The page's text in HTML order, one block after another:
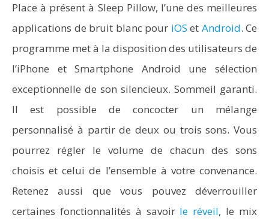
Place à présent à Sleep Pillow, l’une des meilleures
applications de bruit blanc pour iOS et Android. Ce
programme met à la disposition des utilisateurs de
l’iPhone et Smartphone Android une sélection
exceptionnelle de son silencieux. Sommeil garanti.
Il est possible de concocter un mélange
personnalisé à partir de deux ou trois sons. Vous
pourrez régler le volume de chacun des sons
choisis et celui de l’ensemble à votre convenance.
Retenez aussi que vous pouvez déverrouiller
certaines fonctionnalités à savoir le réveil, le mix